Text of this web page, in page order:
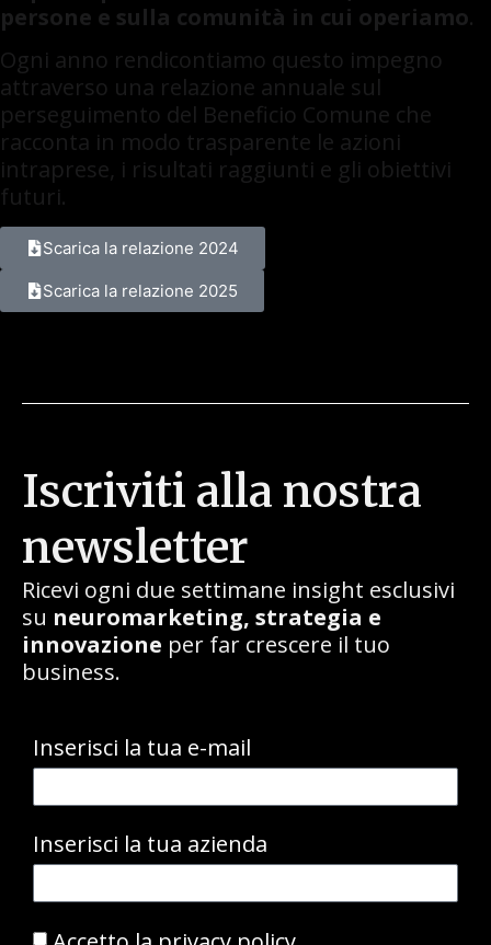
persone e sulla comunità in cui operiamo.
Ogni anno rendicontiamo questo impegno
attraverso una relazione annuale sul
perseguimento del Beneficio Comune che
racconta in modo trasparente le azioni
intraprese, i risultati raggiunti e gli obiettivi
futuri.
Scarica la relazione 2024
Scarica la relazione 2025
Iscriviti alla nostra
newsletter
Ricevi ogni due settimane insight esclusivi
su neuromarketing, strategia e
innovazione per far crescere il tuo
business.
Inserisci la tua e-mail
Inserisci la tua azienda